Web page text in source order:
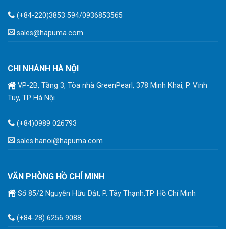
(+84-220)3853 594/0936853565
sales@hapuma.com
CHI NHÁNH HÀ NỘI
VP-2B, Tầng 3, Tòa nhà GreenPearl, 378 Minh Khai, P. Vĩnh
Tuy, TP Hà Nội
(+84)0989 026793
sales.hanoi@hapuma.com
VĂN PHÒNG HỒ CHÍ MINH
Số 85/2 Nguyễn Hữu Dật, P. Tây Thạnh,TP. Hồ Chí Minh
(+84-28) 6256 9088